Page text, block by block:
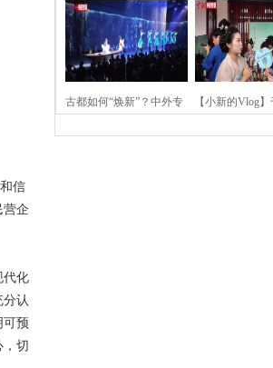
信
营企
代化
认
可预
切
时节高粱红 会在河南开
古都如何“焕新”？中外专 【小新的Vlog